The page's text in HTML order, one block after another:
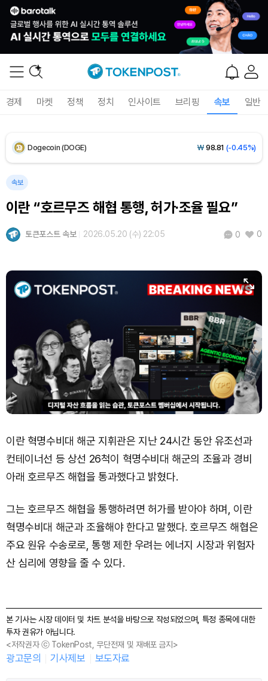
경제 마켓 정책 정치 인사이트 브리핑 속보 일반
XRP (XRP) ₩1,464(-1.97%)
Dogecoin (DOGE) ₩ 98.81 (-0.45%)
속보
이란 “호르무즈 해협 통행, 허가·조율 필요”
토큰포스트 속보 2026.05.20 (수) 22:05 0 0
이란 혁명수비대 해군 지휘관은 지난 24시간 동안 유조선과
컨테이너선 등 상선 26척이 혁명수비대 해군의 조율과 경비
아래 호르무즈 해협을 통과했다고 밝혔다.
그는 호르무즈 해협을 통행하려면 허가를 받아야 하며, 이란
혁명수비대 해군과 조율해야 한다고 말했다. 호르무즈 해협은
주요 원유 수송로로, 통행 제한 우려는 에너지 시장과 위험자
산 심리에 영향을 줄 수 있다.
본 기사는 시장 데이터 및 차트 분석을 바탕으로 작성되었으며, 특정 종목에 대한
투자 권유가 아닙니다.
<저작권자 ⓒ TokenPost, 무단전재 및 재배포 금지>
광고문의 기사제보 보도자료